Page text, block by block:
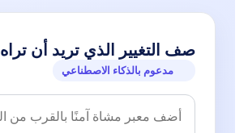
صف التغيير الذي تريد أن تراه
مدعوم بالذكاء الاصطناعي